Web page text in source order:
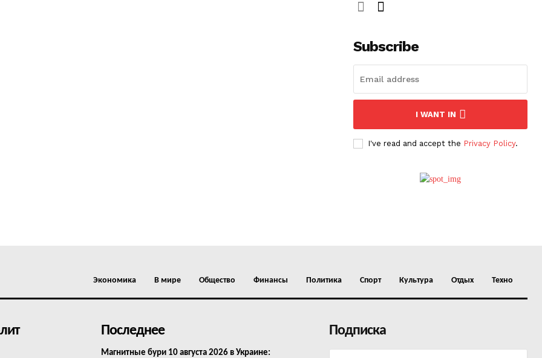
Subscribe
I WANT IN
I've read and accept the Privacy Policy.
Экономика В мире Общество Финансы Политика Спорт Культура Отдых Техно
Последнее
Магнитные бури 10 августа 2026 в Украине:
Подписка